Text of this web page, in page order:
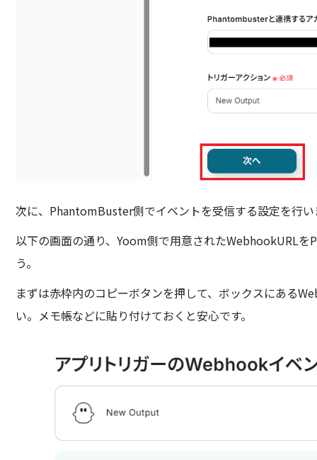
次に、PhantomBuster側でイベントを受信する設定を行い
以下の画面の通り、Yoom側で用意されたWebhookURL
う。
まずは赤枠内のコピーボタンを押して、ボックスにある
い。メモ帳などに貼り付けておくと安心です。